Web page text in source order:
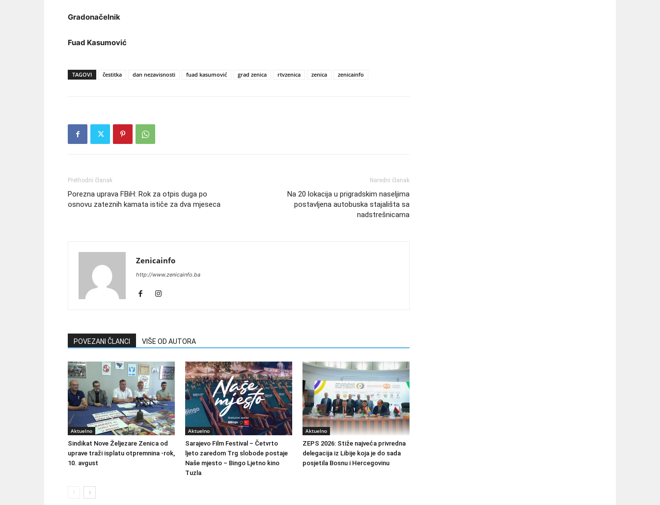
Gradonačelnik
Fuad Kasumović
TAGOVI čestitka dan nezavisnosti fuad kasumović grad zenica rtvzenica zenica zenicainfo
Prethodni članak
Porezna uprava FBiH: Rok za otpis duga po
osnovu zateznih kamata ističe za dva mjeseca
Naredni članak
Na 20 lokacija u prigradskim naseljima
postavljena autobuska stajališta sa
nadstrešnicama
Zenicainfo
http://www.zenicainfo.ba
POVEZANI ČLANCI VIŠE OD AUTORA
Aktuelno
Sindikat Nove Željezare Zenica od
uprave traži isplatu otpremnina -rok,
10. avgust
Aktuelno
Sarajevo Film Festival – Četvrto
ljeto zaredom Trg slobode postaje
Naše mjesto – Bingo Ljetno kino
Tuzla
Aktuelno
ZEPS 2026: Stiže najveća privredna
delegacija iz Libije koja je do sada
posjetila Bosnu i Hercegovinu